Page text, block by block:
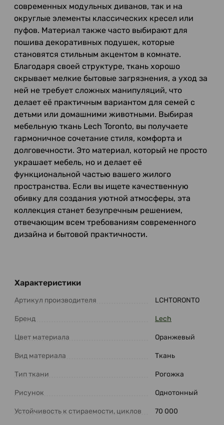
современных модульных диванов, так и на
округлые элементы классических кресел или
пуфов. Материал также часто выбирают для
пошива декоративных подушек, которые
становятся стильным акцентом в комнате.
Благодаря своей структуре, ткань хорошо
скрывает мелкие бытовые загрязнения, а уход за
ней не требует сложных манипуляций, что
делает её практичным вариантом для семей с
детьми или домашними животными. Выбирая
мебельную ткань Lech Toronto, вы получаете
гармоничное сочетание стиля, комфорта и
долговечности. Это материал, который не просто
украшает мебель, но и делает её
функциональной частью вашего жилого
пространства. Если вы ищете качественную
обивку для создания уютной атмосферы, эта
коллекция станет безупречным решением,
отвечающим всем требованиям современного
дизайна и бытовой практичности.
Характеристики
Артикул производителя LCHTORONTO
Бренд Lech
Цвет материала Оранжевый
Вид материала Ткань
Тип ткани Рогожка
Рисунок Однотонный
Устойчивость к стираемости, циклов 70 000